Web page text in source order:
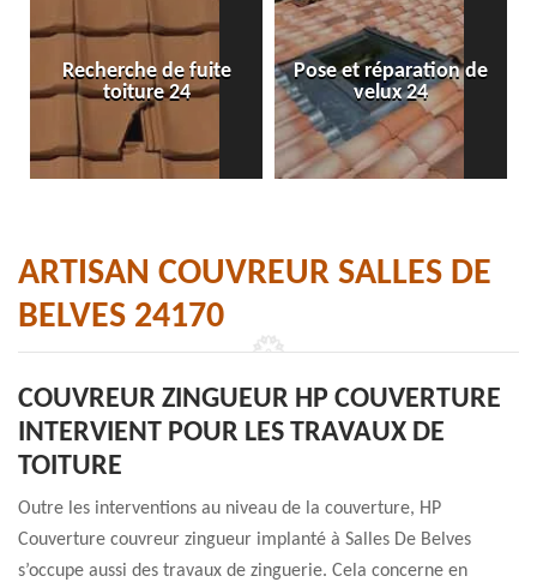
Recherche de fuite
toiture 24
Pose et réparation de
velux 24
ARTISAN COUVREUR SALLES DE
BELVES 24170
COUVREUR ZINGUEUR HP COUVERTURE
INTERVIENT POUR LES TRAVAUX DE
TOITURE
Outre les interventions au niveau de la couverture, HP
Couverture couvreur zingueur implanté à Salles De Belves
s’occupe aussi des travaux de zinguerie. Cela concerne en